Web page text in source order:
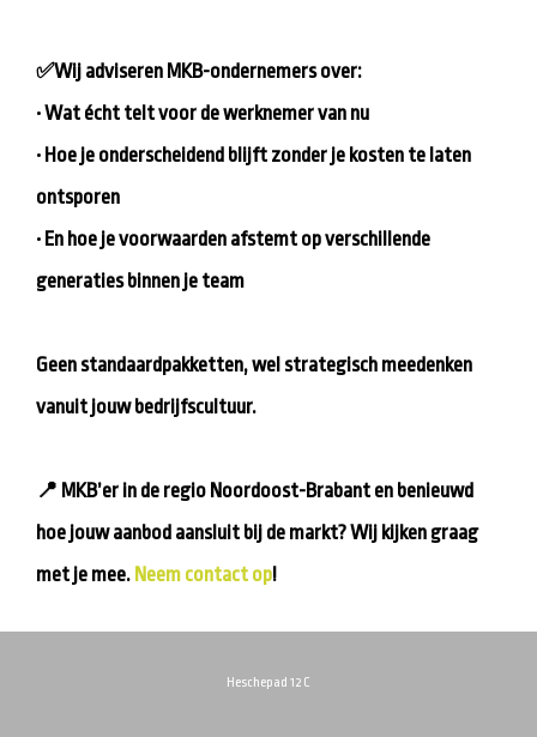
✅Wij adviseren MKB-ondernemers over:
• Wat écht telt voor de werknemer van nu
• Hoe je onderscheidend blijft zonder je kosten te laten
ontsporen
• En hoe je voorwaarden afstemt op verschillende
generaties binnen je team
Geen standaardpakketten, wel strategisch meedenken
vanuit jouw bedrijfscultuur.
📍 MKB’er in de regio Noordoost-Brabant en benieuwd
hoe jouw aanbod aansluit bij de markt? Wij kijken graag
met je mee. Neem contact op!
Heschepad 12 C